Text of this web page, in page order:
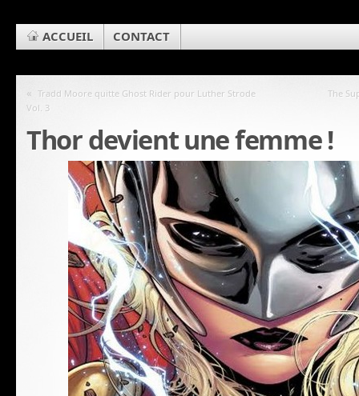
ACCUEIL CONTACT
« Tradd Moore quitte Ghost Rider pour Luther Strode
Vol. 3
The
Thor devient une femme !